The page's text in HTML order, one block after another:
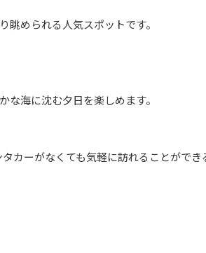
められる人気スポットです。
海に沈む夕日を楽しめます。
カーがなくても気軽に訪れることができ